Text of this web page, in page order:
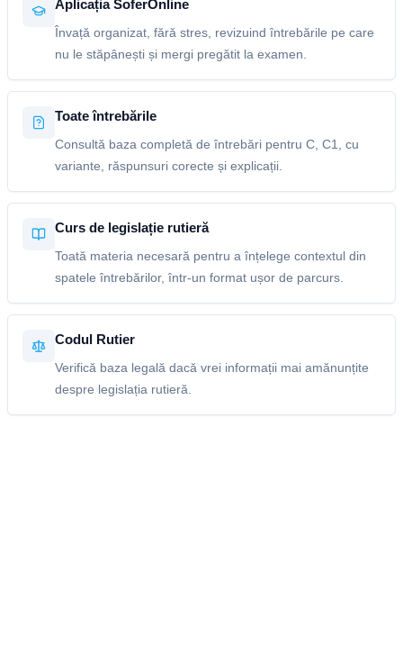
Aplicația SoferOnline
Învață organizat, fără stres, revizuind întrebările pe care
nu le stăpânești și mergi pregătit la examen.
Toate întrebările
Consultă baza completă de întrebări pentru C, C1, cu
variante, răspunsuri corecte și explicații.
Curs de legislație rutieră
Toată materia necesară pentru a înțelege contextul din
spatele întrebărilor, într-un format ușor de parcurs.
Codul Rutier
Verifică baza legală dacă vrei informații mai amănunțite
despre legislația rutieră.